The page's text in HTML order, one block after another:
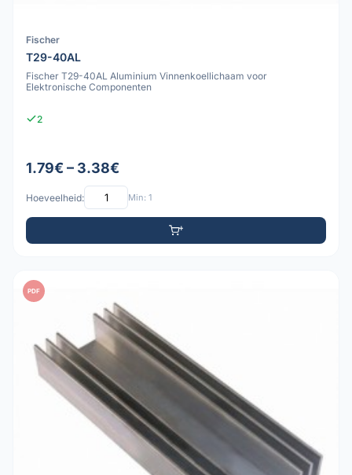
Fischer
T29-40AL
Fischer T29-40AL Aluminium Vinnenkoellichaam voor
Elektronische Componenten
2
1.79€ – 3.38€
Hoeveelheid: Min: 1
PDF